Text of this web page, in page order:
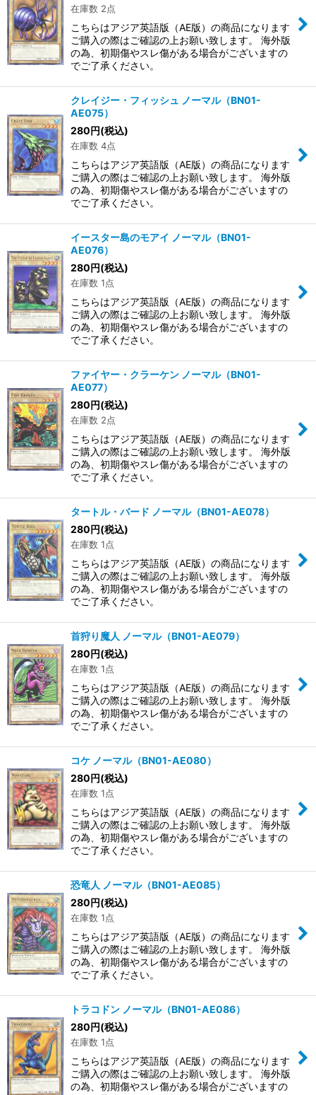
在庫数 2点
こちらはアジア英語版（AE版）の商品になります
ご購入の際はご確認の上お願い致します。 海外版
の為、初期傷やスレ傷がある場合がございますの
でご了承ください。
クレイジー・フィッシュ ノーマル（BN01-
AE075）
280円(税込)
在庫数 4点
こちらはアジア英語版（AE版）の商品になります
ご購入の際はご確認の上お願い致します。 海外版
の為、初期傷やスレ傷がある場合がございますの
でご了承ください。
イースター島のモアイ ノーマル（BN01-
AE076）
280円(税込)
在庫数 1点
こちらはアジア英語版（AE版）の商品になります
ご購入の際はご確認の上お願い致します。 海外版
の為、初期傷やスレ傷がある場合がございますの
でご了承ください。
ファイヤー・クラーケン ノーマル（BN01-
AE077）
280円(税込)
在庫数 2点
こちらはアジア英語版（AE版）の商品になります
ご購入の際はご確認の上お願い致します。 海外版
の為、初期傷やスレ傷がある場合がございますの
でご了承ください。
タートル・バード ノーマル（BN01-AE078）
280円(税込)
在庫数 1点
こちらはアジア英語版（AE版）の商品になります
ご購入の際はご確認の上お願い致します。 海外版
の為、初期傷やスレ傷がある場合がございますの
でご了承ください。
首狩り魔人 ノーマル（BN01-AE079）
280円(税込)
在庫数 1点
こちらはアジア英語版（AE版）の商品になります
ご購入の際はご確認の上お願い致します。 海外版
の為、初期傷やスレ傷がある場合がございますの
でご了承ください。
コケ ノーマル（BN01-AE080）
280円(税込)
在庫数 1点
こちらはアジア英語版（AE版）の商品になります
ご購入の際はご確認の上お願い致します。 海外版
の為、初期傷やスレ傷がある場合がございますの
でご了承ください。
恐竜人 ノーマル（BN01-AE085）
280円(税込)
在庫数 1点
こちらはアジア英語版（AE版）の商品になります
ご購入の際はご確認の上お願い致します。 海外版
の為、初期傷やスレ傷がある場合がございますの
でご了承ください。
トラコドン ノーマル（BN01-AE086）
280円(税込)
在庫数 1点
こちらはアジア英語版（AE版）の商品になります
ご購入の際はご確認の上お願い致します。 海外版
の為、初期傷やスレ傷がある場合がございますの